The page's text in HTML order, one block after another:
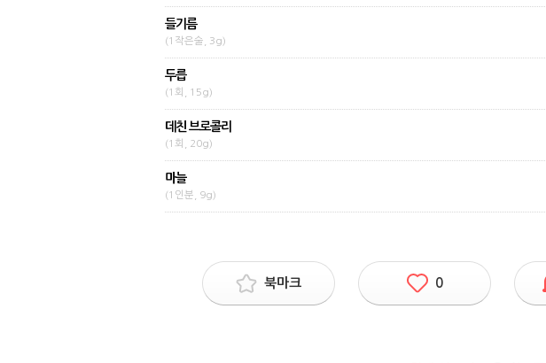
들기름
(1작은술, 3g)
두릅
(1회, 15g)
데친 브로콜리
(1회, 20g)
마늘
(1인분, 9g)
북마크 0